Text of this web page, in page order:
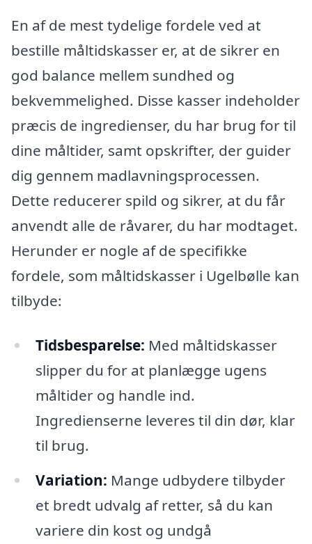
En af de mest tydelige fordele ved at
bestille måltidskasser er, at de sikrer en
god balance mellem sundhed og
bekvemmelighed. Disse kasser indeholder
præcis de ingredienser, du har brug for til
dine måltider, samt opskrifter, der guider
dig gennem madlavningsprocessen.
Dette reducerer spild og sikrer, at du får
anvendt alle de råvarer, du har modtaget.
Herunder er nogle af de specifikke
fordele, som måltidskasser i Ugelbølle kan
tilbyde:
Tidsbesparelse: Med måltidskasser
slipper du for at planlægge ugens
måltider og handle ind.
Ingredienserne leveres til din dør, klar
til brug.
Variation: Mange udbydere tilbyder
et bredt udvalg af retter, så du kan
variere din kost og undgå